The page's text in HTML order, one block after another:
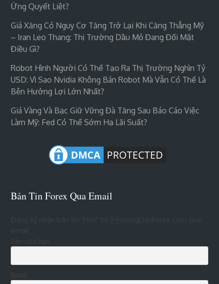
Ứng Quyết Liệt?
Giá Xăng Có Nguy Cơ Tăng Trở Lại Khi Căng Thẳng Mỹ
– Iran Leo Thang: Thị Trường Dầu Mỏ Đang Đối Mặt
Điều Gì?
Robot Hình Người Có Thể Tạo Ra Thị Trường Nghìn Tỷ
USD: Vì Sao Nvidia Không Bán Robot Mà Vẫn Có Thể Là
Bên Hưởng Lợi Lớn Nhất?
Giá Vàng Và Bạc Giữ Vững Đà Tăng Sau Báo Cáo Việc
Làm Mỹ: Fed Có Thể Sớm Hạ Lãi Suất?
Bản Tin Forex Qua Email
Đăng ký nhận bản tin "Hot" từ HuongDanForex.com qua
Tên của bạn